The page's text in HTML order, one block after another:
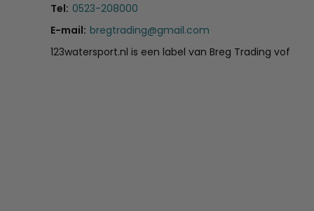
Tel: 0523-208000
E-mail: bregtrading@gmail.com
123watersport.nl is een label van Breg Trading vof